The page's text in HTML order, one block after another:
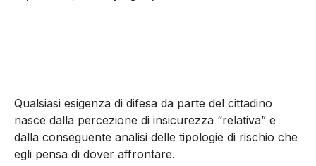
Qualsiasi esigenza di difesa da parte del cittadino
nasce dalla percezione di insicurezza “relativa” e
dalla conseguente analisi delle tipologie di rischio che
egli pensa di dover affrontare.